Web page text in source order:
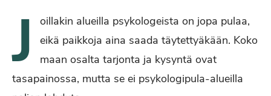
J
oillakin alueilla psykologeista on jopa pulaa,
eikä paikkoja aina saada täytettyäkään. Koko
maan osalta tarjonta ja kysyntä ovat
tasapainossa, mutta se ei psykologipula-alueilla